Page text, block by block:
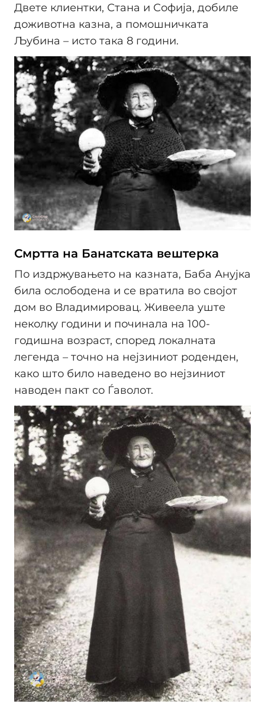
Двете клиентки, Стана и Софија, добиле
доживотна казна, а помошничката
Љубина – исто така 8 години.
Смртта на Банатската вештерка
По издржувањето на казната, Баба Анујка
била ослободена и се вратила во својот
дом во Владимировац. Живеела уште
неколку години и починала на 100-
годишна возраст, според локалната
легенда – точно на нејзиниот роденден,
како што било наведено во нејзиниот
наводен пакт со Ѓаволот.